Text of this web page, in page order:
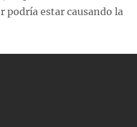
podría estar causando la